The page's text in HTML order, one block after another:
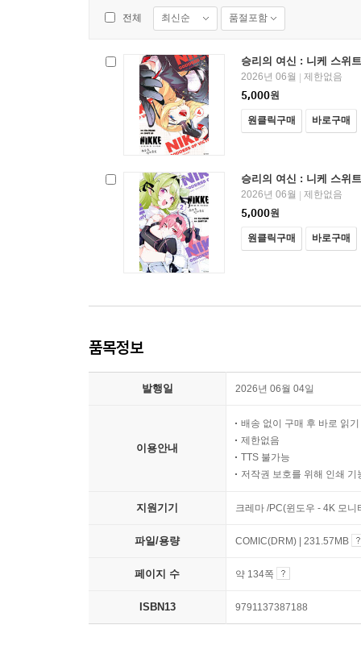
전체 최신순 품절포함
승리의 여신 : 니케 스위
2026년 06월 | 제한없음
5,000원
원클릭구매 바로구매
승리의 여신 : 니케 스위
2026년 06월 | 제한없음
5,000원
원클릭구매 바로구매
품목정보
발행일 2026년 06월 04일
이용안내
배송 없이 구매 후 바로 읽기
제한없음
TTS 불가능
저작권 보호를 위해 인쇄 기
지원기기 크레마 /PC(윈도우 - 4K 모
파일/용량 COMIC(DRM) | 231.57MB
페이지 수 약 134쪽
ISBN13 9791137387188